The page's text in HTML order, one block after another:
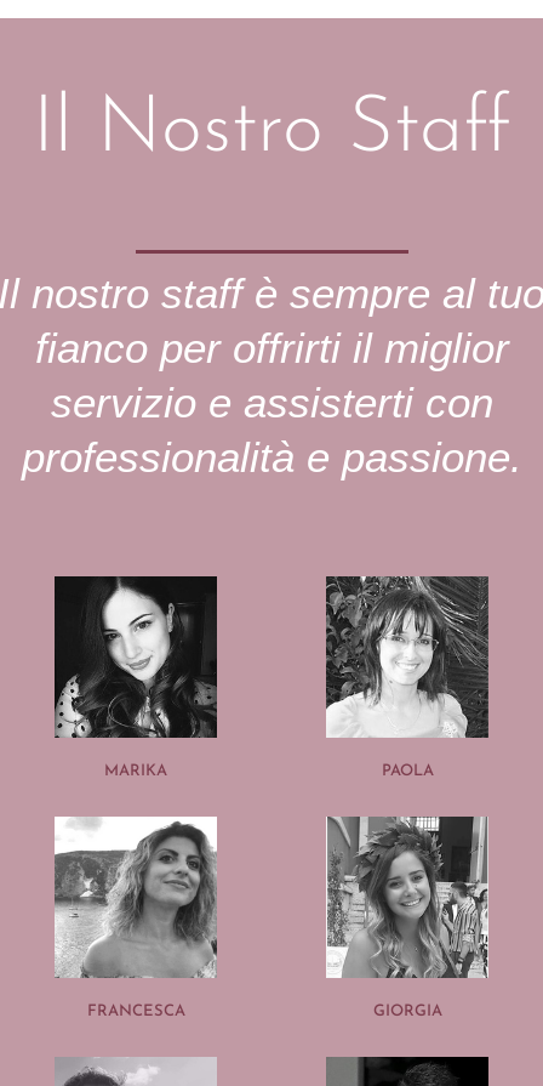
Il Nostro Staff
nostro staff è sempre al
fianco per offrirti il miglior
servizio e assisterti con
professionalità e passione.
MARIKA PAOLA
FRANCESCA GIORGIA